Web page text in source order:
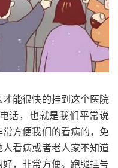
能很快的挂到这个医院
话，也就是我们平常说
方便我们的看病的，免
看病或者老人家不知道
，非常方便。跑腿挂号